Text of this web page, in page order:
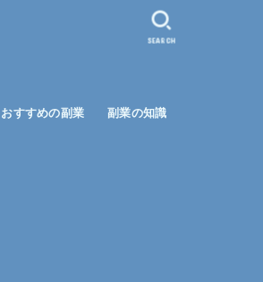
おすすめの副業 副業の知識
SEARCH